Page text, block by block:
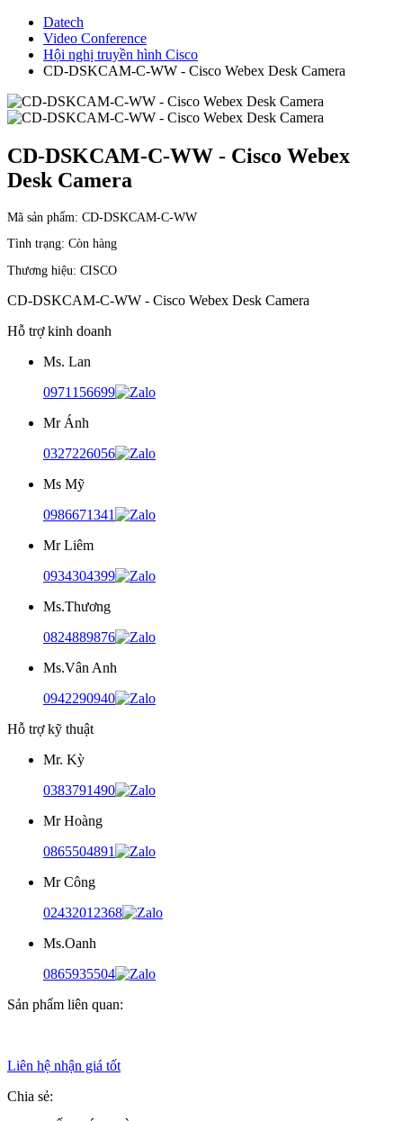
Datech
Video Conference
Hội nghị truyền hình Cisco
CD-DSKCAM-C-WW - Cisco Webex Desk Camera
CD-DSKCAM-C-WW - Cisco Webex
Desk Camera
Mã sản phẩm: CD-DSKCAM-C-WW
Tình trạng: Còn hàng
Thương hiệu: CISCO
CD-DSKCAM-C-WW - Cisco Webex Desk Camera
Hỗ trợ kinh doanh
Ms. Lan
0971156699
Mr Ánh
0327226056
Ms Mỹ
0986671341
Mr Liêm
0934304399
Ms.Thương
0824889876
Ms.Vân Anh
0942290940
Hỗ trợ kỹ thuật
Mr. Kỳ
0383791490
Mr Hoàng
0865504891
Mr Công
02432012368
Ms.Oanh
0865935504
Sản phẩm liên quan:
Liên hệ nhận giá tốt
Chia sẻ: